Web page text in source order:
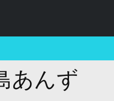
あんず